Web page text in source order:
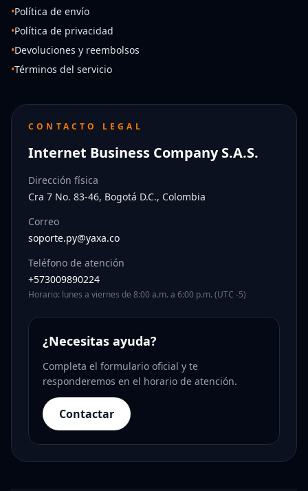
•Política de envío
•Política de privacidad
•Devoluciones y reembolsos
•Términos del servicio
CONTACTO LEGAL
Internet Business Company S.A.S.
Dirección física
Cra 7 No. 83-46, Bogotá D.C., Colombia
Correo
soporte.py@yaxa.co
Teléfono de atención
+573009890224
Horario: lunes a viernes de 8:00 a.m. a 6:00 p.m. (UTC -5)
¿Necesitas ayuda?
Completa el formulario oficial y te
responderemos en el horario de atención.
Contactar